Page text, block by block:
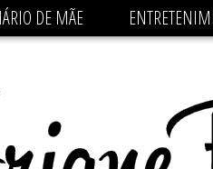
src='https://
DE MÃE